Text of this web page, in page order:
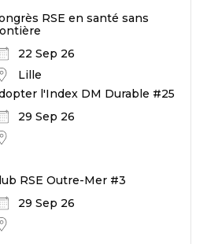
RSE en santé sans
22 Sep 26
Lille
l'Index DM Durable #25
29 Sep 26
RSE Outre-Mer #3
29 Sep 26